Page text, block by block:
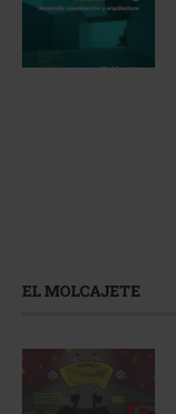
EL MOLCAJETE